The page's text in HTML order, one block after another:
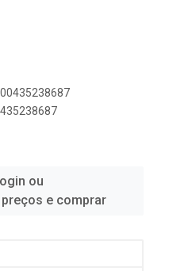
ou
e comprar